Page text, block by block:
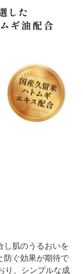
し肌のうるおいを
防ぐ効果が期待で
り、シンプルな成